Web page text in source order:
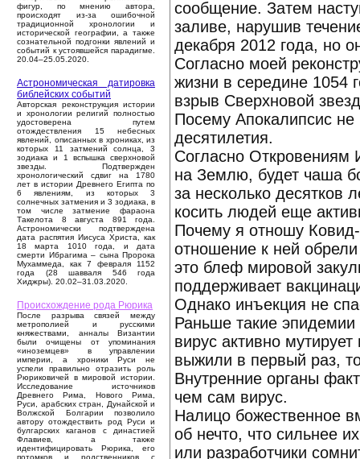
фигур, по мнению автора,
происходят из-за ошибочной
традиционной хронологии и
исторической географии, а также
сознательной подгонки явлений и
событий к устоявшейся парадигме.
20.04–25.05.2020.
Астрономическая датировка
библейских событий
Авторская реконструкция истории
и хронологии религий полностью
удостоверена путем
отождествления 15 небесных
явлений, описанных в хрониках, из
которых 11 затмений солнца, 3
зодиака и 1 вспышка сверхновой
звезды. Подтвержден
хронологический сдвиг на 1780
лет в истории Древнего Египта по
6 явлениям, из которых 3
солнечных затмения и 3 зодиака, в
том числе затмение фараона
Такелота 8 августа 891 года.
Астрономически подтверждена
дата распятия Иисуса Христа, как
18 марта 1010 года, и дата
смерти Ибрагима – сына Пророка
Мухаммеда, как 7 февраля 1152
года (28 шавваля 546 года
Хиджры). 20.02–31.03.2020.
Происхождение рода Рюрика
После разрыва связей между
метрополией и русскими
княжествами, анналы Византии
были очищены от упоминания
«иноземцев» в управлении
империи, а хроники Руси не
успели правильно отразить роль
Рюриковичей в мировой истории.
Исследование источников
Древнего Рима, Нового Рима,
Руси, арабских стран, Дунайской и
Волжской Болгарии позволило
автору отождествить род Руси и
булгарских каганов с династией
Флавиев, а также
идентифицировать Рюрика, его
потомков и родственников с
сообщение. Затем
заливе, нарушив
декабря 2012 года, но
Согласно моей
жизни в середине 1054
взрыв Сверхновой
Посему Апокалипсис
десятилетия.
Согласно Откровениям
на Землю, будет чаша
за несколько десятков
косить людей еще
Почему я отношу Ковид-
отношение к ней
это блеф мировой
поддерживает
Однако инъекция не
Раньше такие эпидемии
вирус активно
выжили в первый раз,
Внутренние органы
чем сам вирус.
Налицо божественное
об нечто, что сильнее
или разработчики